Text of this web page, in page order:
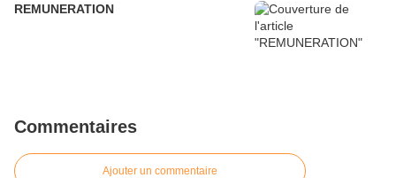
REMUNERATION
Commentaires
Ajouter un commentaire